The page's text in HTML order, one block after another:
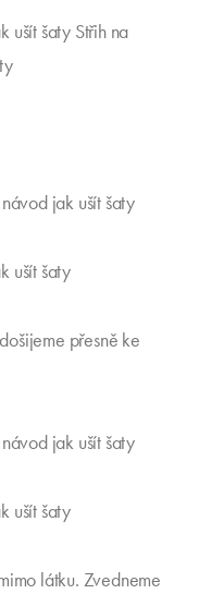
ušít šaty Střih na
ušít šaty
přesně ke
ušít šaty
látku. Zvedneme